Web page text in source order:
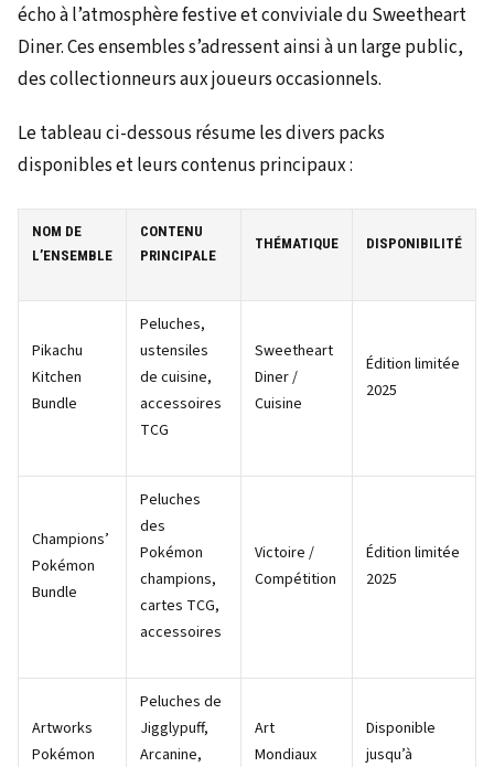
écho à l’atmosphère festive et conviviale du Sweetheart
Diner. Ces ensembles s’adressent ainsi à un large public,
des collectionneurs aux joueurs occasionnels.
Le tableau ci-dessous résume les divers packs
disponibles et leurs contenus principaux :
NOM DE
L’ENSEMBLE
CONTENU
PRINCIPALE
THÉMATIQUE DISPONIBILITÉ
Pikachu
Kitchen
Bundle
Peluches,
ustensiles
de cuisine,
accessoires
TCG
Sweetheart
Diner /
Cuisine
Édition limitée
2025
Champions’
Pokémon
Bundle
Peluches
des
Pokémon
champions,
cartes TCG,
accessoires
Victoire /
Compétition
Édition limitée
2025
Artworks
Pokémon
Peluches de
Jigglypuff,
Arcanine,
Art
Mondiaux
Disponible
jusqu’à